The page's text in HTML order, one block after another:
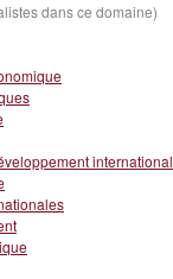
dans ce domaine)
international